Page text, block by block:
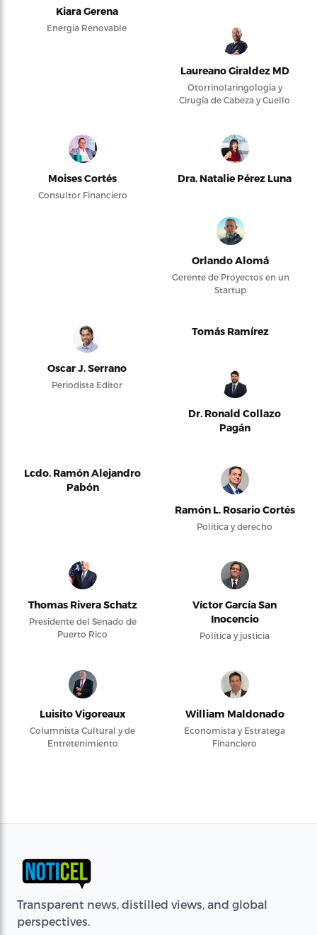
Kiara Gerena
Energía Renovable
Laureano Giraldez MD
Otorrinolaringología y
Cirugía de Cabeza y Cuello
Moises Cortés
Consultor Financiero
Dra. Natalie Pérez Luna
Orlando Alomá
Gerente de Proyectos en un
Startup
Oscar J. Serrano
Periodista Editor
Tomás Ramírez
Dr. Ronald Collazo
Pagán
Lcdo. Ramón Alejandro
Pabón
Ramón L. Rosario Cortés
Política y derecho
Thomas Rivera Schatz
Presidente del Senado de
Puerto Rico
Víctor García San
Inocencio
Política y justicia
Luisito Vigoreaux
Columnista Cultural y de
Entretenimiento
William Maldonado
Economista y Estratega
Financiero
Transparent news, distilled views, and global
perspectives.